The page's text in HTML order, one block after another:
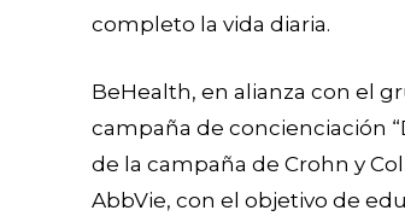
completo la vida diaria.
BeHealth, en alianza con el
campaña de concienciación
de la campaña de Crohn y
AbbVie, con el objetivo de